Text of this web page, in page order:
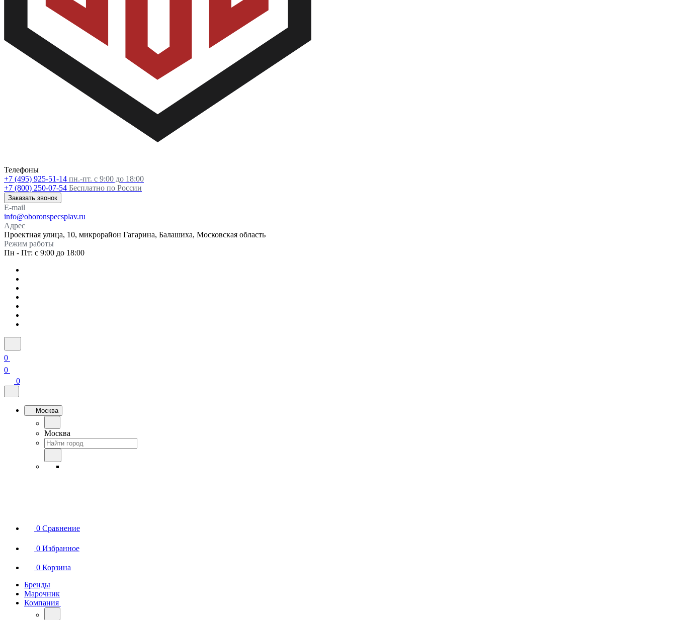
Телефоны
+7 (495) 925-51-14 пн.-пт. с 9:00 до 18:00
+7 (800) 250-07-54 Бесплатно по России
Заказать звонок
E-mail
info@oboronspecsplav.ru
Адрес
Проектная улица, 10, микрорайон Гагарина, Балашиха, Московская область
Режим работы
Пн - Пт: с 9:00 до 18:00
0
0
0
Москва
Москва
0 Сравнение
0 Избранное
0 Корзина
Бренды
Марочник
Компания